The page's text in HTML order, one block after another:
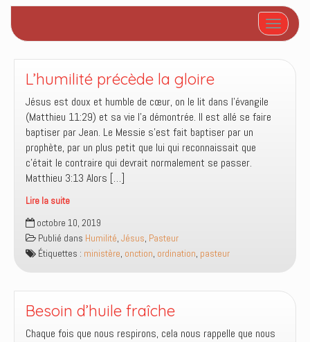
Afficher/
L’humilité précède la gloire
Jésus est doux et humble de cœur, on le lit dans l’évangile
(Matthieu 11:29) et sa vie l’a démontrée. Il est allé se faire
baptiser par Jean. Le Messie s’est fait baptiser par un
prophète, par un plus petit que lui qui reconnaissait que
c’était le contraire qui devrait normalement se passer.
Matthieu 3:13 Alors […]
Lire la suite
L’humilité
précède
la
gloire
octobre 10, 2019
Publié dans Humilité, Jésus, Pasteur
Étiquettes : ministère, onction, ordination, pasteur
Besoin d’huile fraîche
Chaque fois que nous respirons, cela nous rappelle que nous